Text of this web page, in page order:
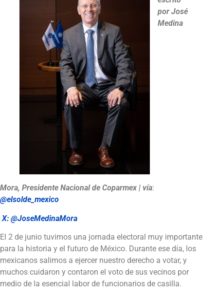
por José
Medina
Mora, Presidente Nacional de Coparmex | vía:
@elsolde_mexico
X: @JoseMedinaMora
El 2 de junio tuvimos una jornada electoral muy importante
para la historia y el futuro de México. Durante ese día, los
mexicanos salimos a ejercer nuestro derecho a votar, y
muchos cuidaron y contaron el voto de sus vecinos por
medio de la esencial labor de funcionarios de casilla.